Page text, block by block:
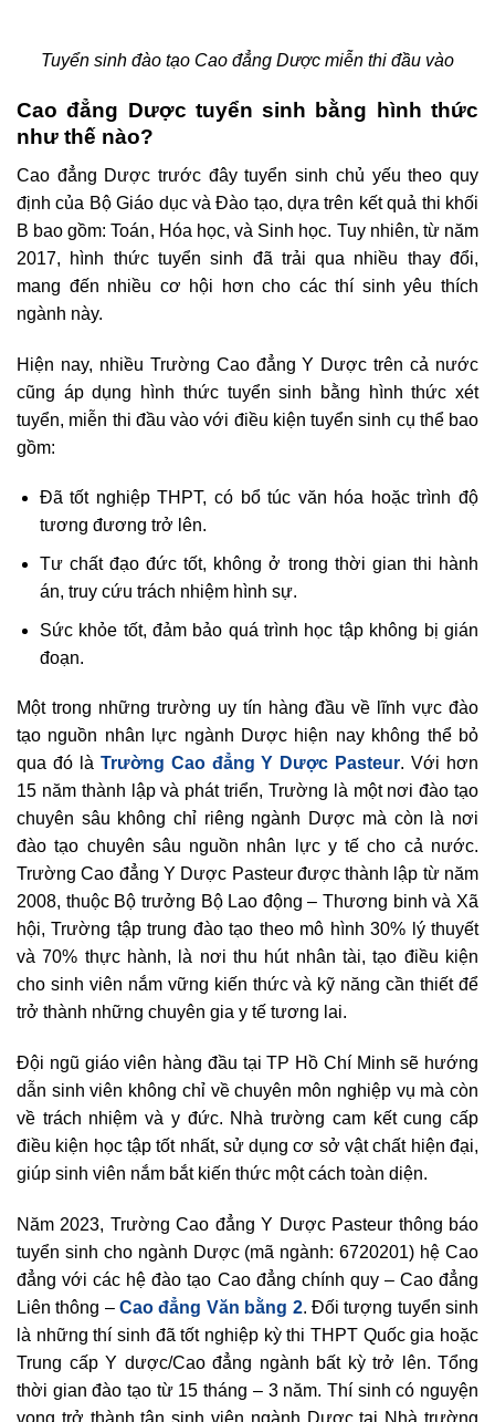
Tuyển sinh đào tạo Cao đẳng Dược miễn thi đầu vào
Cao đẳng Dược tuyển sinh bằng hình thức
như thế nào?
Cao đẳng Dược trước đây tuyển sinh chủ yếu theo quy
định của Bộ Giáo dục và Đào tạo, dựa trên kết quả thi khối
B bao gồm: Toán, Hóa học, và Sinh học. Tuy nhiên, từ năm
2017, hình thức tuyển sinh đã trải qua nhiều thay đổi,
mang đến nhiều cơ hội hơn cho các thí sinh yêu thích
ngành này.
Hiện nay, nhiều Trường Cao đẳng Y Dược trên cả nước
cũng áp dụng hình thức tuyển sinh bằng hình thức xét
tuyển, miễn thi đầu vào với điều kiện tuyển sinh cụ thể bao
gồm:
Đã tốt nghiệp THPT, có bổ túc văn hóa hoặc trình độ
tương đương trở lên.
Tư chất đạo đức tốt, không ở trong thời gian thi hành
án, truy cứu trách nhiệm hình sự.
Sức khỏe tốt, đảm bảo quá trình học tập không bị gián
đoạn.
Một trong những trường uy tín hàng đầu về lĩnh vực đào
tạo nguồn nhân lực ngành Dược hiện nay không thể bỏ
qua đó là Trường Cao đẳng Y Dược Pasteur. Với hơn
15 năm thành lập và phát triển, Trường là một nơi đào tạo
chuyên sâu không chỉ riêng ngành Dược mà còn là nơi
đào tạo chuyên sâu nguồn nhân lực y tế cho cả nước.
Trường Cao đẳng Y Dược Pasteur được thành lập từ năm
2008, thuộc Bộ trưởng Bộ Lao động – Thương binh và Xã
hội, Trường tập trung đào tạo theo mô hình 30% lý thuyết
và 70% thực hành, là nơi thu hút nhân tài, tạo điều kiện
cho sinh viên nắm vững kiến thức và kỹ năng cần thiết để
trở thành những chuyên gia y tế tương lai.
Đội ngũ giáo viên hàng đầu tại TP Hồ Chí Minh sẽ hướng
dẫn sinh viên không chỉ về chuyên môn nghiệp vụ mà còn
về trách nhiệm và y đức. Nhà trường cam kết cung cấp
điều kiện học tập tốt nhất, sử dụng cơ sở vật chất hiện đại,
giúp sinh viên nắm bắt kiến thức một cách toàn diện.
Năm 2023, Trường Cao đẳng Y Dược Pasteur thông báo
tuyển sinh cho ngành Dược (mã ngành: 6720201) hệ Cao
đẳng với các hệ đào tạo Cao đẳng chính quy – Cao đẳng
Liên thông –Cao đẳng Văn bằng 2. Đối tượng tuyển sinh
là những thí sinh đã tốt nghiệp kỳ thi THPT Quốc gia hoặc
Trung cấp Y dược/Cao đẳng ngành bất kỳ trở lên. Tổng
thời gian đào tạo từ 15 tháng – 3 năm. Thí sinh có nguyện
vọng trở thành tân sinh viên ngành Dược tại Nhà trường